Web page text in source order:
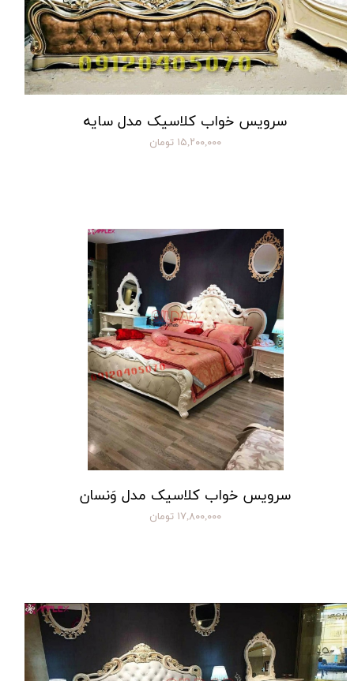
سرویس خواب کلاسیک مدل سایه
۱۵,۲۰۰,۰۰۰ تومان
سرویس خواب کلاسیک مدل وَنسان
۱۷,۸۰۰,۰۰۰ تومان